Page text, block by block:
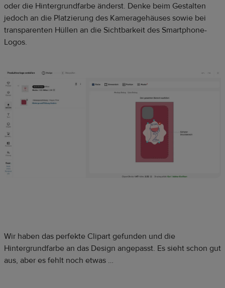
oder die Hintergrundfarbe änderst. Denke beim Gestalten
jedoch an die Platzierung des Kameragehäuses sowie bei
transparenten Hüllen an die Sichtbarkeit des Smartphone-
Logos.
Wir haben das perfekte Clipart gefunden und die
Hintergrundfarbe an das Design angepasst. Es sieht schon gut
aus, aber es fehlt noch etwas …